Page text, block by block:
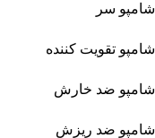
شامپو سر
شامپو تقویت کننده
شامپو ضد خارش
شامپو ضد ریزش